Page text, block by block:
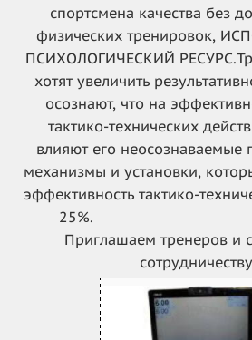
спортсмена качества без
физических тренировок,
ПСИХОЛОГИЧЕСКИЙ РЕСУРС.
хотят увеличить
осознают, что на
тактико-технических
влияют его неосознаваемые
механизмы и установки,
эффективность тактико-
Приглашаем тренеров и